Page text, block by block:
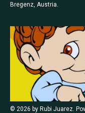
Bregenz, Austria.
© 2026 by Rubi Juarez.